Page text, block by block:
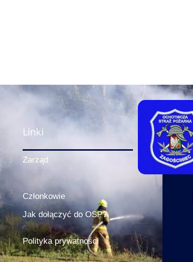
Linki
Zarząd
Członkowie
Jak dołączyć do OSP?
Polityka prywatności